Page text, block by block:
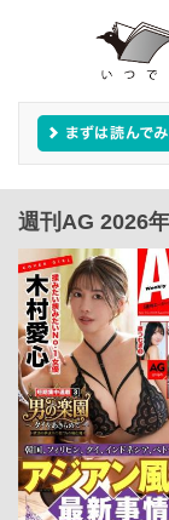
週刊AG 2026